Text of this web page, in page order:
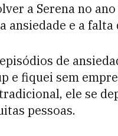
a Serena no
ansiedade e a
de
e fiquei sem
ele se
pessoas.